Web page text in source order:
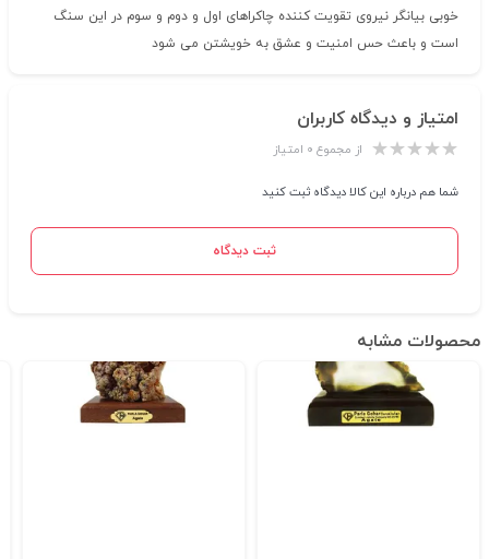
خوبی بیانگر نیروی تقویت کننده چاکراهای اول و دوم و سوم در این سنگ
است و باعث حس امنیت و عشق به خویشتن می شود
امتیاز و دیدگاه کاربران
از مجموع ۰ امتیاز
شما هم درباره این کالا دیدگاه ثبت کنید
ثبت دیدگاه
محصولات مشابه